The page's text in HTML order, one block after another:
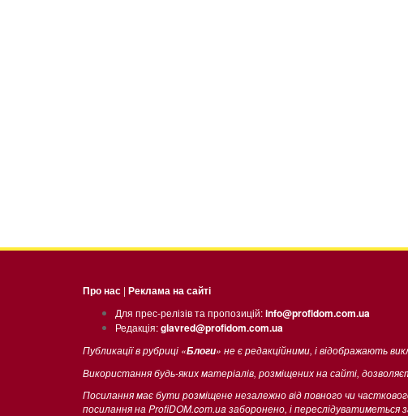
Про нас | Реклама на сайті
Для прес-релізів та пропозицій:info@profidom.com.ua
Редакція:glavred@profidom.com.ua
Публикації в рубриці «Блоги» не є редакційними, і відображають
Використання будь-яких матеріалів, розміщених на сайті,
Посилання має бути розміщене незалежно від повного чи
посилання на ProfiDOM.com.ua заборонено, і переслідуватиметься